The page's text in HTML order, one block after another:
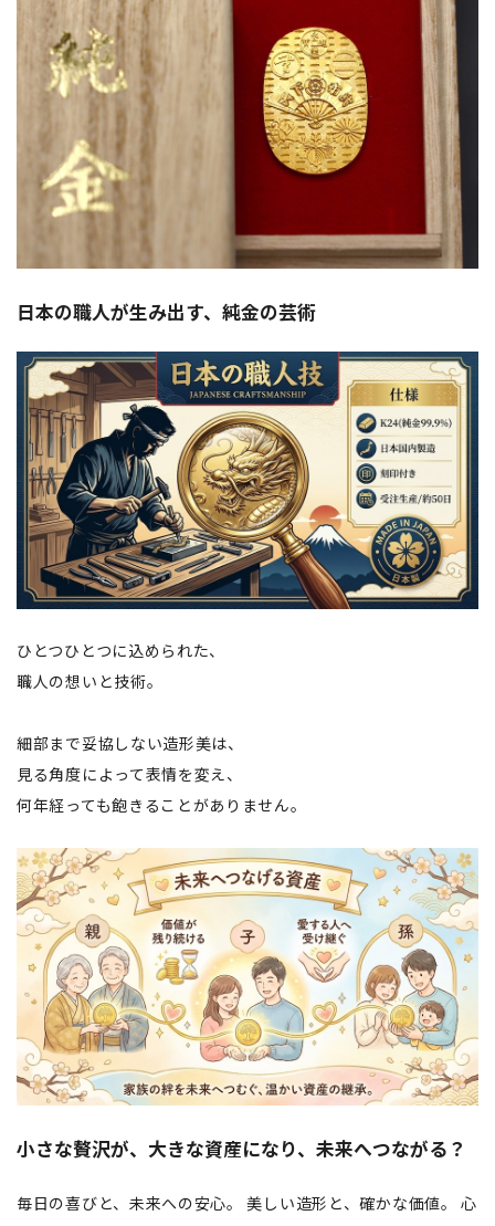
日本の職人が生み出す、純金の芸術
ひとつひとつに込められた、
職人の想いと技術。
細部まで妥協しない造形美は、
見る角度によって表情を変え、
何年経っても飽きることがありません。
小さな贅沢が、大きな資産になり、未来へつながる？
毎日の喜びと、未来への安心。 美しい造形と、確かな価値。 心